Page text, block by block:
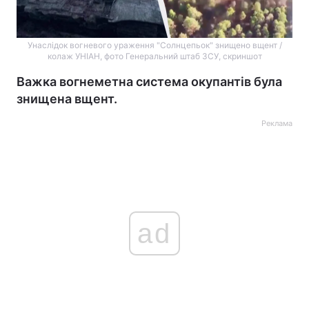
Унаслідок вогневого ураження "Солнцепьок" знищено вщент /
колаж УНІАН, фото Генеральний штаб ЗСУ, скриншот
Важка вогнеметна система окупантів була
знищена вщент.
Реклама
ad